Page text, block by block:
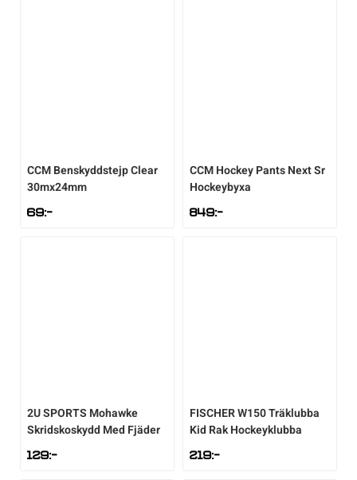
CCMBenskyddstejp Clear
30mx24mm
69:-
CCMHockey Pants Next Sr
Hockeybyxa
849:-
2U SPORTS Mohawke
Skridskoskydd Med Fjäder
129:-
FISCHERW150 Träklubba
Kid Rak Hockeyklubba
219:-